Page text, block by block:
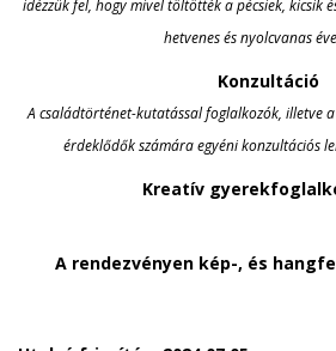
idézzük fel, hogy mivel töltötték a pécsiek, kicsik
hetvenes és nyolcvanas
Konzultáció
A családtörténet-kutatással foglalkozók, illetve
érdeklődők számára egyéni konzultációs
Kreatív
A rendezvényen kép-, és